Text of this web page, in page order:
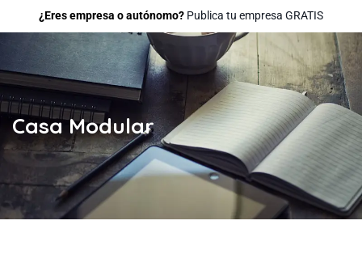
¿Eres empresa o autónomo? Publica tu empresa GRATIS
Casa Modular